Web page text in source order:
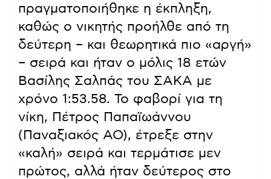
πραγματοποιήθηκε η έκπληξη,
καθώς ο νικητής προήλθε από τη
δεύτερη – και θεωρητικά πιο «αργή»
– σειρά και ήταν ο μόλις 18 ετών
Βασίλης Σαλπάς του ΣΑΚΑ με
χρόνο 1:53.58. Το φαβορί για τη
νίκη, Πέτρος Παπαϊωάννου
(Παναξιακός ΑΟ), έτρεξε στην
«καλή» σειρά και τερμάτισε μεν
πρώτος, αλλά ήταν δεύτερος στο